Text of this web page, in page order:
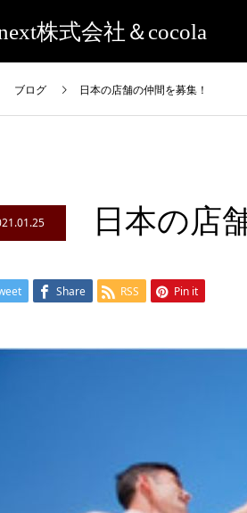
株式会社＆cocola
ブログ 日本の店舗の仲間を募集！
日本の店
Share RSS Pin it